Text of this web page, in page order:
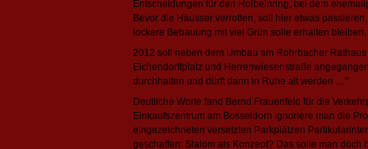
Entscheidungen für den Holbeinring, bei dem
Bevor die Häusser verrotten, soll hier etwas
lockere Bebauung mit viel Grün solle erhalten bleiben.
2012 soll neben dem Umbau am Rohrbacher
Eichendorffplatz und Herrenwiesenstraße
durchhalten und dürft dann in Ruhe alt werden …”
Deutliche Worte fand Bernd Frauenfeld für die
Einkaufszentrum am Bosseldorn ignoriere man die
eingezeichneten versetzten Parkplätzen
geschaffen: Slalom als Konzept? Das solle man